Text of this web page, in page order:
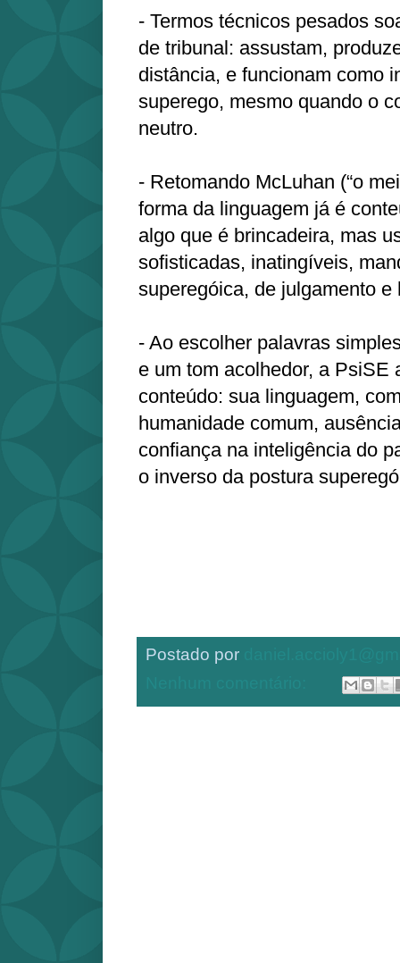
- Termos técnicos pesados
de tribunal: assustam,
distância, e funcionam como
superego, mesmo quando o
neutro.
- Retomando McLuhan (“o
forma da linguagem já é
algo que é brincadeira, mas
sofisticadas, inatingíveis,
superegóica, de julgamento e
- Ao escolher palavras
e um tom acolhedor, a PsiSE
conteúdo: sua linguagem,
humanidade comum,
confiança na inteligência do
o inverso da postura
Postado por